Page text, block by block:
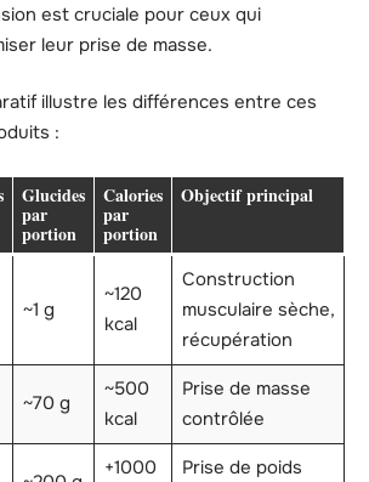
est cruciale pour ceux qui
leur prise de masse.
illustre les différences entre ces
:
Glucides
par
portion
Calories
par
portion
Objectif principal
~1 g
~120
kcal
Construction
musculaire sèche,
récupération
~70 g
~500
kcal
Prise de masse
contrôlée
+1000 Prise de poids